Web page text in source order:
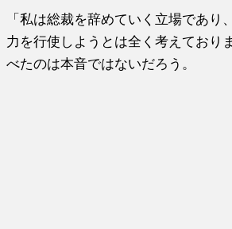
「私は総裁を辞めていく立場であり
力を行使しようとは全く考えており
べたのは本音ではないだろう。